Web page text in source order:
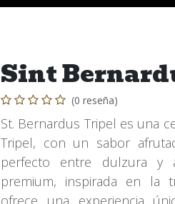
Sint
(0 reseña)
St. Bernardus Tripel es una
Tripel, con un sabor
perfecto entre dulzura y
premium, inspirada en la
ofrece una experiencia